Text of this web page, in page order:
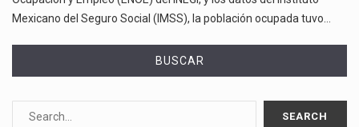
Mexicano del Seguro Social (IMSS), la población ocupada tuvo…
BUSCAR